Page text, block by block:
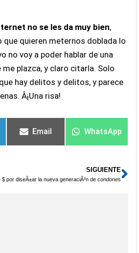
no se les da muy bien,
que quieren meternos doblada lo
no voy a poder hablar de una
plazca, y claro citarla. Solo
hay delitos y delitos, y parece
Â¡Una risa!
Email WhatsApp
SIGUIENTE
$ por diseÃ±ar la nueva generaciÃ³n de condones